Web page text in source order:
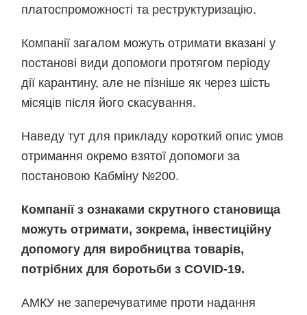
платоспроможності та реструктуризацію.
Компанії загалом можуть отримати вказані у
постанові види допомоги протягом періоду
дії карантину, але не пізніше як через шість
місяців після його скасування.
Наведу тут для прикладу короткий опис умов
отримання окремо взятої допомоги за
постановою Кабміну №200.
Компанії з ознаками скрутного становища
можуть отримати, зокрема, інвестиційну
допомогу для виробництва товарів,
потрібних для боротьби з COVID-19.
АМКУ не заперечуватиме проти надання